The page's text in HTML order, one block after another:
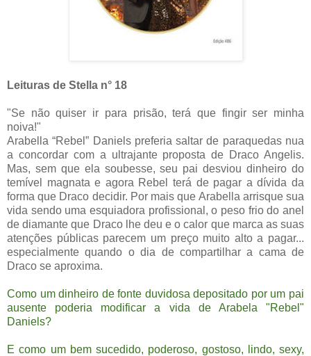
Leituras de Stella n° 18
"Se não quiser ir para prisão, terá que fingir ser minha
noiva!"
Arabella “Rebel” Daniels preferia saltar de paraquedas nua
a concordar com a ultrajante proposta de Draco Angelis.
Mas, sem que ela soubesse, seu pai desviou dinheiro do
temível magnata e agora Rebel terá de pagar a dívida da
forma que Draco decidir. Por mais que Arabella arrisque sua
vida sendo uma esquiadora profissional, o peso frio do anel
de diamante que Draco lhe deu e o calor que marca as suas
atenções públicas parecem um preço muito alto a pagar...
especialmente quando o dia de compartilhar a cama de
Draco se aproxima.
Como um dinheiro de fonte duvidosa depositado por um pai
ausente poderia modificar a vida de Arabela "Rebel"
Daniels?
E como um bem sucedido, poderoso, gostoso, lindo, sexy,